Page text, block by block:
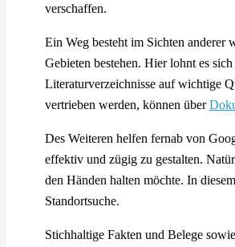
verschaffen.
Ein Weg besteht im Sichten anderer
Gebieten bestehen. Hier lohnt es
Literaturverzeichnisse auf wichtige
vertrieben werden, können über
Des Weiteren helfen fernab von
effektiv und zügig zu gestalten.
den Händen halten möchte. In
Standortsuche.
Stichhaltige Fakten und Belege